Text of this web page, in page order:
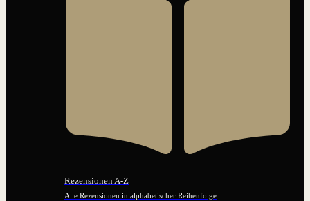
Rezensionen A-Z
Alle Rezensionen in alphabetischer Reihenfolge